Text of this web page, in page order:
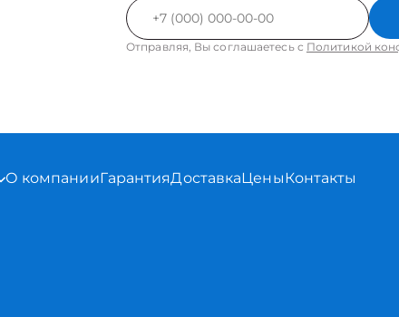
Отправляя, Вы соглашаетесь с Политикой
О компанииГарантияДоставкаЦеныКонтакты